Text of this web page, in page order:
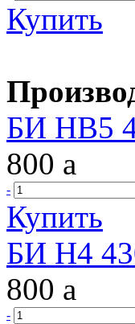
Купить
БИ HB5
800 a
-
Купить
БИ H4
800 a
-